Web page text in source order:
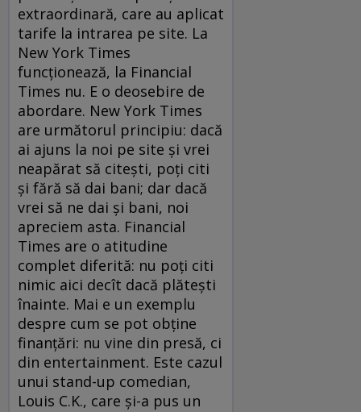
extraordinară, care au aplicat
tarife la intrarea pe site. La
New York Times
funcționează, la Financial
Times nu. E o deosebire de
abordare. New York Times
are următorul principiu: dacă
ai ajuns la noi pe site și vrei
neapărat să citești, poți citi
și fără să dai bani; dar dacă
vrei să ne dai și bani, noi
apreciem asta. Financial
Times are o atitudine
complet diferită: nu poți citi
nimic aici decît dacă plătești
înainte. Mai e un exemplu
despre cum se pot obține
finanțări: nu vine din presă, ci
din entertainment. Este cazul
unui stand-up comedian,
Louis C.K., care și-a pus un